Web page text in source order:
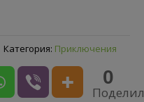
Категория: Приключения
0